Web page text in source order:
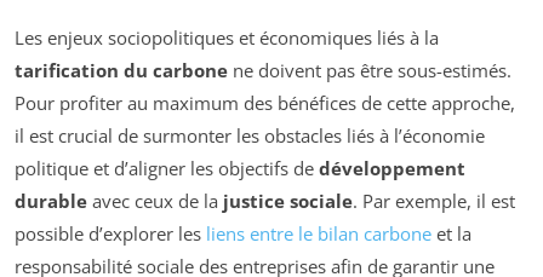
Les enjeux sociopolitiques et économiques liés à la
tarification du carbone ne doivent pas être sous-estimés.
Pour profiter au maximum des bénéfices de cette approche,
il est crucial de surmonter les obstacles liés à l’économie
politique et d’aligner les objectifs de développement
durable avec ceux de la justice sociale. Par exemple, il est
possible d’explorer les liens entre le bilan carbone et la
responsabilité sociale des entreprises afin de garantir une